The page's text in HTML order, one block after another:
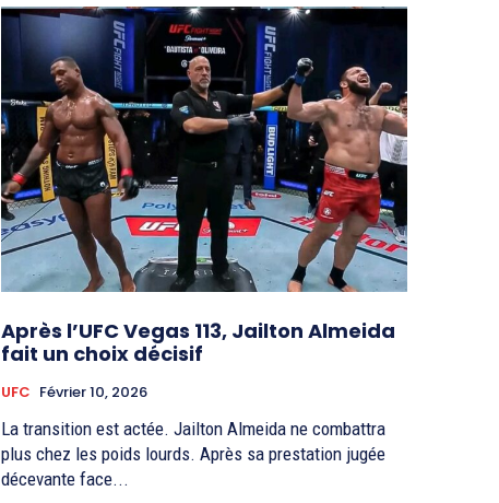
Après l’UFC Vegas 113, Jailton Almeida
fait un choix décisif
UFC Février 10, 2026
La transition est actée. Jailton Almeida ne combattra
plus chez les poids lourds. Après sa prestation jugée
décevante face...